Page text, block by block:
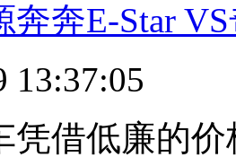
奔E-Star
13:37:05
凭借低廉的